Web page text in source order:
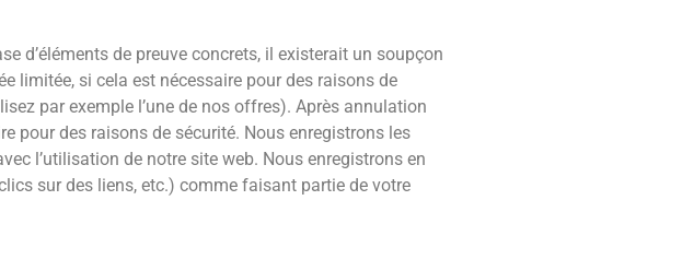
d’éléments de preuve concrets, il existerait un soupçon
limitée, si cela est nécessaire pour des raisons de
par exemple l’une de nos offres). Après annulation
pour des raisons de sécurité. Nous enregistrons les
l’utilisation de notre site web. Nous enregistrons en
sur des liens, etc.) comme faisant partie de votre